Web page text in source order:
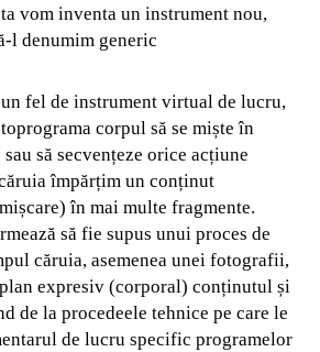
vom inventa un instrument nou,
l denumim generic
fel de instrument virtual de lucru,
corpul să se miște în
să secvențeze orice acțiune
împărțim un conținut
în mai multe fragmente.
să fie supus unui proces de
căruia, asemenea unei fotografii,
expresiv (corporal) conținutul și
de la procedeele tehnice pe care le
de lucru specific programelor